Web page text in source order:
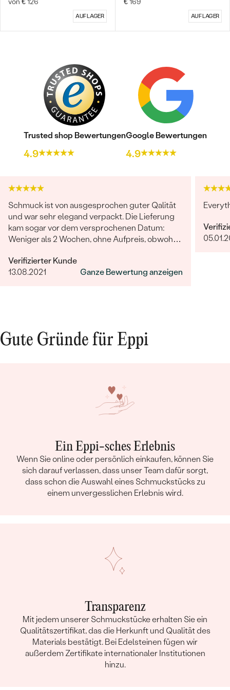
von € 126
AUF LAGER
€ 169
AUF LAGER
Trusted shop Bewertungen
4.9
Google Bewertungen
4.9
Schmuck ist von ausgesprochen guter Qalität
und war sehr elegand verpackt. Die Lieferung
kam sogar vor dem versprochenen Datum:
Weniger als 2 Wochen, ohne Aufpreis, obwohl
Lieferung wurde uns telefonisch vom
sympathischen Kundenservice bestätigt. Wir
Verifizierter Kunde
13.08.2021
Ganze Bewertung anzeigen
Gute Gründe für Eppi
Ein Eppi-sches Erlebnis
Wenn Sie online oder persönlich einkaufen, können Sie
sich darauf verlassen, dass unser Team dafür sorgt,
dass schon die Auswahl eines Schmuckstücks zu
einem unvergesslichen Erlebnis wird.
Transparenz
Mit jedem unserer Schmuckstücke erhalten Sie ein
Qualitätszertifikat, das die Herkunft und Qualität des
Materials bestätigt. Bei Edelsteinen fügen wir
außerdem Zertifikate internationaler Institutionen
hinzu.